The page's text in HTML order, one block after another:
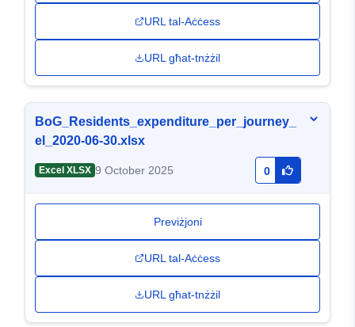
URL tal-Aċċess
URL għat-tnżżil
BoG_Residents_expenditure_per_journey_
el_2020-06-30.xlsx
Excel XLSX 9 October 2025 0
Previżjoni
URL tal-Aċċess
URL għat-tnżżil